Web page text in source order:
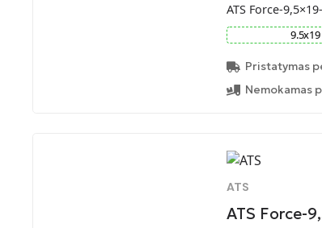
ATS Force-
9.5x19
Pristatymas
Nemokamas
ATS
ATS Force-